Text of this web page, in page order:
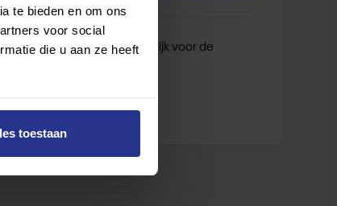
te bieden en om ons
voor social
die u aan ze heeft
toestaan
is niet verantwoordelijk voor de